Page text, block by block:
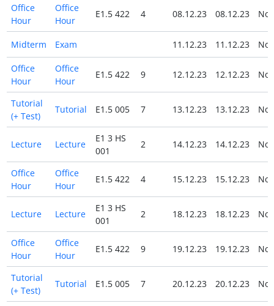
Office
Hour
Office
Hour
E1.5 422 4 08.12.23 08.12.23 No
Midterm Exam 11.12.23 11.12.23 No
Office
Hour
Office
Hour
E1.5 422 9 12.12.23 12.12.23 No
Tutorial
(+ Test)
Tutorial E1.5 005 7 13.12.23 13.12.23 No
Lecture Lecture
E1 3 HS
001
2 14.12.23 14.12.23 No
Office
Hour
Office
Hour
E1.5 422 4 15.12.23 15.12.23 No
Lecture Lecture
E1 3 HS
001
2 18.12.23 18.12.23 No
Office
Hour
Office
Hour
E1.5 422 9 19.12.23 19.12.23 No
Tutorial
(+ Test)
Tutorial E1.5 005 7 20.12.23 20.12.23 No